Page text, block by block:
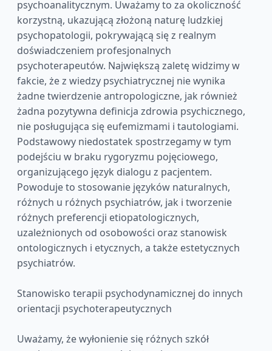
psychoanalitycznym. Uważamy to za okoliczność
korzystną, ukazującą złożoną naturę ludzkiej
psychopatologii, pokrywającą się z realnym
doświadczeniem profesjonalnych
psychoterapeutów. Największą zaletę widzimy w
fakcie, że z wiedzy psychiatrycznej nie wynika
żadne twierdzenie antropologiczne, jak również
żadna pozytywna definicja zdrowia psychicznego,
nie posługująca się eufemizmami i tautologiami.
Podstawowy niedostatek spostrzegamy w tym
podejściu w braku rygoryzmu pojęciowego,
organizującego język dialogu z pacjentem.
Powoduje to stosowanie języków naturalnych,
różnych u różnych psychiatrów, jak i tworzenie
różnych preferencji etiopatologicznych,
uzależnionych od osobowości oraz stanowisk
ontologicznych i etycznych, a także estetycznych
psychiatrów.
Stanowisko terapii psychodynamicznej do innych
orientacji psychoterapeutycznych
Uważamy, że wyłonienie się różnych szkół